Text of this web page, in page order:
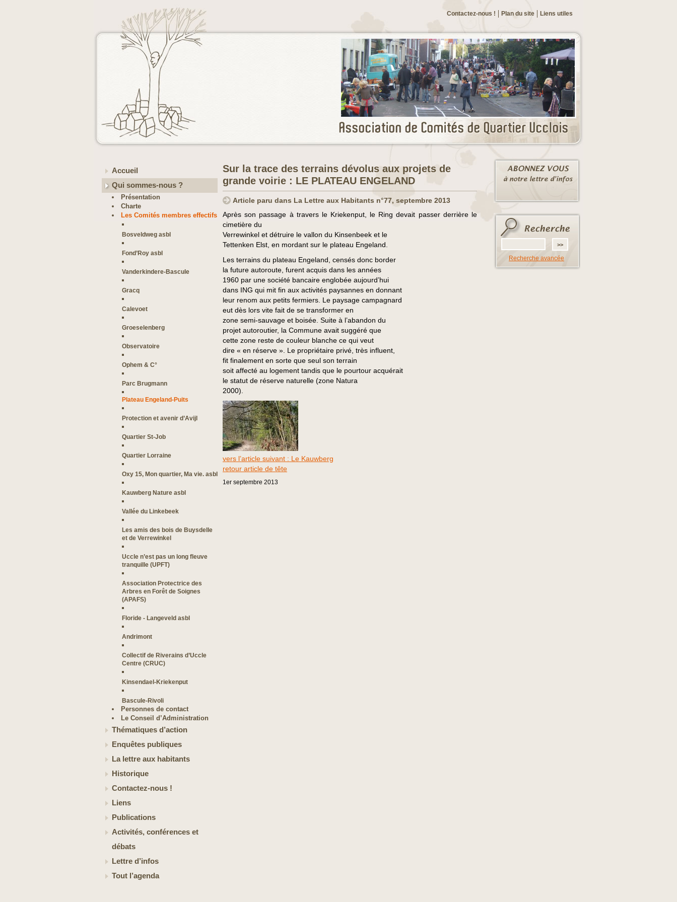
Liens utiles
Plan du site
Contactez-nous !
Accueil
Qui sommes-nous ?
Présentation
Charte
Les Comités membres effectifs
Bosveldweg asbl
Fond’Roy asbl
Vanderkindere-Bascule
Gracq
Calevoet
Groeselenberg
Observatoire
Ophem & C°
Parc Brugmann
Plateau Engeland-Puits
Protection et avenir d’Avijl
Quartier St-Job
Quartier Lorraine
Oxy 15, Mon quartier, Ma vie. asbl
Kauwberg Nature asbl
Vallée du Linkebeek
Les amis des bois de Buysdelle
et de Verrewinkel
Uccle n’est pas un long fleuve
tranquille (UPFT)
Association Protectrice des
Arbres en Forêt de Soignes
(APAFS)
Floride - Langeveld asbl
Andrimont
Collectif de Riverains d’Uccle
Centre (CRUC)
Kinsendael-Kriekenput
Bascule-Rivoli
Personnes de contact
Le Conseil d’Administration
Thématiques d’action
Enquêtes publiques
La lettre aux habitants
Historique
Contactez-nous !
Liens
Publications
Activités, conférences et
débats
Lettre d’infos
Tout l’agenda
Sur la trace des terrains dévolus aux projets de
grande voirie : LE PLATEAU ENGELAND
Article paru dans La Lettre aux Habitants n°77, septembre 2013
Après son passage à travers le Kriekenput, le Ring devait passer derrière le
cimetière du
Verrewinkel et détruire le vallon du Kinsenbeek et le
Tettenken Elst, en mordant sur le plateau Engeland.
Les terrains du plateau Engeland, censés donc border
la future autoroute, furent acquis dans les années
1960 par une société bancaire englobée aujourd’hui
dans ING qui mit fin aux activités paysannes en donnant
leur renom aux petits fermiers. Le paysage campagnard
eut dès lors vite fait de se transformer en
zone semi-sauvage et boisée. Suite à l’abandon du
projet autoroutier, la Commune avait suggéré que
cette zone reste de couleur blanche ce qui veut
dire « en réserve ». Le propriétaire privé, très influent,
fit finalement en sorte que seul son terrain
soit affecté au logement tandis que le pourtour acquérait
le statut de réserve naturelle (zone Natura
2000).
vers l’article suivant : Le Kauwberg
retour article de tête
1er septembre 2013
Recherche avancée